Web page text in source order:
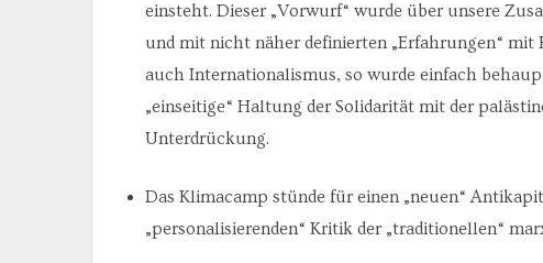
einsteht. Dieser „Vorwurf“ wurde über unsere
und mit nicht näher definierten „Erfahrungen“
auch Internationalismus, so wurde einfach
„einseitige“ Haltung der Solidarität mit der
Unterdrückung.
Das Klimacamp stünde für einen „neuen“
„personalisierenden“ Kritik der „traditionellen“